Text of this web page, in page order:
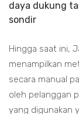
daya dukung
sondir
Hingga saat ini,
menampilkan
secara manual
oleh pelanggan
yang digunakan